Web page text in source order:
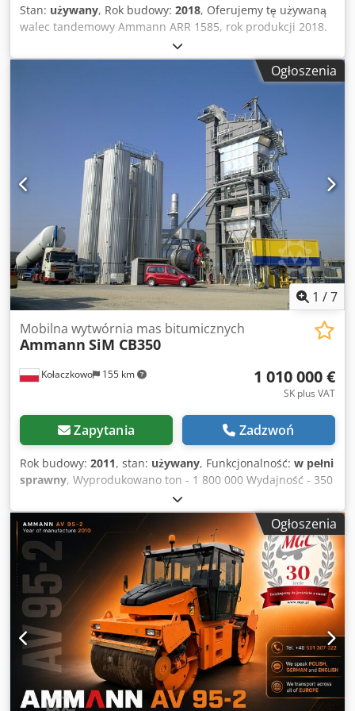
Stan: używany, Rok budowy: 2018, Oferujemy tę używaną
walec tandemowy Ammann ARR 1585, rok produkcji 2018.
Typ: ARR 1585 Numer seryjny: 558D063 Masa robocza: 1
395 kg Maksymalna masa: 1 405 kg Moc znamionowa: 13,2
kW Rok produkcji: 2018 Csdpezddcpsfx Aktoha W
przypadku pytań lub chęci uzyskania dodatkowych
informacji, prosimy o wiadomość lub telefon.
Ogłoszenia
1 /7
Kołaczkowo 155 km
Mobilna wytwórnia mas bitumicznych
Ammann SiM CB350
1 010 000 €
SK plus VAT
Zapytania Zadzwoń
Rok budowy: 2011, stan: używany, Funkcjonalność: w pełni
sprawny, Wyprodukowano ton - 1 800 000 Wydajność - 350
t/h Pierwszy montaż w Polsce - 2011 Maszyna obecnie jest
zdemontowana na części składowe do transportu.
Podajniki na zimno: Liczba zbiorników - 8 szt. Pojemność
pojedynczego podajnika - 14 m3 Bęben suszący: Długość -
11 m Średnica - 2,7 m Napęd bębna - 4 x 22 kW Palnik - 2
rodzaje paliwa Moc palnika - 24 MW Wieża mieszająca
Zbiorniki gorącego kruszywa: Chedpfxoy Nc Tfo Aktoa
Liczba frakcji - 6 szt. Liczba zbiorników gorącego kruszywa
+ bajpas - 6+1 Łączna pojemność zbiorników gorącego
kruszywa - 70 t Wagi: Waga mineralna maks. - 4 460 kg
Waga lepiszcza maks. - 400 kg Waga wypełniacza maks. -
440 kg Mieszalnik: Maks. pojemność mieszalnika - 4 300 kg
Napęd mieszalnika - 2 x 45 kW Magazyn mieszanki
Ogłoszenia